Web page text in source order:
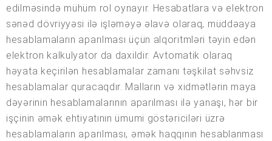
edilməsində mühüm rol oynayır. Hesabatlara və elektron
sənəd dövriyyəsi ilə işləməyə əlavə olaraq, müddəaya
hesablamaların aparılması üçün alqoritmləri təyin edən
elektron kalkulyator da daxildir. Avtomatik olaraq
həyata keçirilən hesablamalar zamanı təşkilat səhvsiz
hesablamalar quracaqdır. Malların və xidmətlərin maya
dəyərinin hesablamalarının aparılması ilə yanaşı, hər bir
işçinin əmək ehtiyatının ümumi göstəriciləri üzrə
hesablamaların aparılması, əmək haqqının hesablanması